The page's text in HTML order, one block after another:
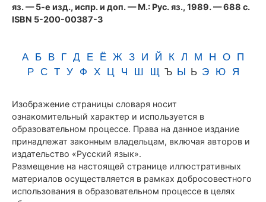
яз. — 5-е изд., испр. и доп. — М.: Рус. яз., 1989. — 688 с.
ISBN 5-200-00387-3
А Б В Г Д Е Ё Ж З И Й К Л М Н О П
Р С Т У Ф Х Ц Ч Ш Щ Ъ Ы Ь Э Ю Я
Изображение страницы словаря носит
ознакомительный характер и используется в
образовательном процессе. Права на данное издание
принадлежат законным владельцам, включая авторов и
издательство «Русский язык».
Размещение на настоящей странице иллюстративных
материалов осуществляется в рамках добросовестного
использования в образовательном процессе в целях